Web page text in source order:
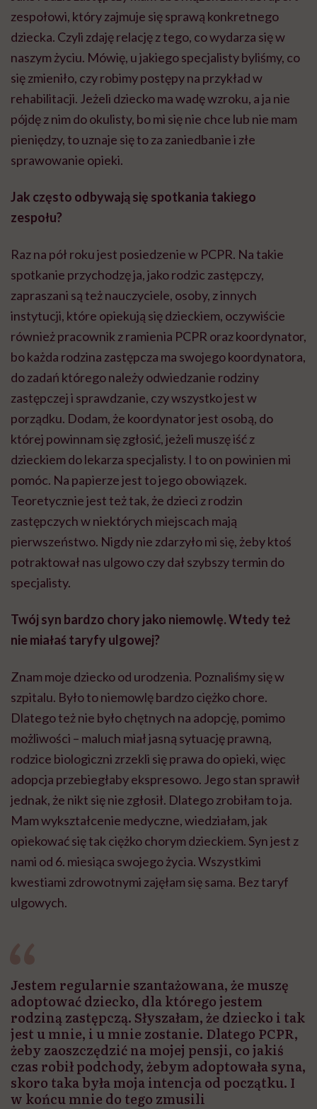
zespołowi, który zajmuje się sprawą konkretnego
dziecka. Czyli zdaję relację z tego, co wydarza się w
naszym życiu. Mówię, u jakiego specjalisty byliśmy, co
się zmieniło, czy robimy postępy na przykład w
rehabilitacji. Jeżeli dziecko ma wadę wzroku, a ja nie
pójdę z nim do okulisty, bo mi się nie chce lub nie mam
pieniędzy, to uznaje się to za zaniedbanie i złe
sprawowanie opieki.
Jak często odbywają się spotkania takiego
zespołu?
Raz na pół roku jest posiedzenie w PCPR. Na takie
spotkanie przychodzę ja, jako rodzic zastępczy,
zapraszani są też nauczyciele, osoby, z innych
instytucji, które opiekują się dzieckiem, oczywiście
również pracownik z ramienia PCPR oraz koordynator,
bo każda rodzina zastępcza ma swojego koordynatora,
do zadań którego należy odwiedzanie rodziny
zastępczej i sprawdzanie, czy wszystko jest w
porządku. Dodam, że koordynator jest osobą, do
której powinnam się zgłosić, jeżeli muszę iść z
dzieckiem do lekarza specjalisty. I to on powinien mi
pomóc. Na papierze jest to jego obowiązek.
Teoretycznie jest też tak, że dzieci z rodzin
zastępczych w niektórych miejscach mają
pierwszeństwo. Nigdy nie zdarzyło mi się, żeby ktoś
potraktował nas ulgowo czy dał szybszy termin do
specjalisty.
Twój syn bardzo chory jako niemowlę. Wtedy też
nie miałaś taryfy ulgowej?
Znam moje dziecko od urodzenia. Poznaliśmy się w
szpitalu. Było to niemowlę bardzo ciężko chore.
Dlatego też nie było chętnych na adopcję, pomimo
możliwości – maluch miał jasną sytuację prawną,
rodzice biologiczni zrzekli się prawa do opieki, więc
adopcja przebiegłaby ekspresowo. Jego stan sprawił
jednak, że nikt się nie zgłosił. Dlatego zrobiłam to ja.
Mam wykształcenie medyczne, wiedziałam, jak
opiekować się tak ciężko chorym dzieckiem. Syn jest z
nami od 6. miesiąca swojego życia. Wszystkimi
kwestiami zdrowotnymi zajęłam się sama. Bez taryf
ulgowych.
Jestem regularnie szantażowana, że muszę
adoptować dziecko, dla którego jestem
rodziną zastępczą. Słyszałam, że dziecko i tak
jest u mnie, i u mnie zostanie. Dlatego PCPR,
żeby zaoszczędzić na mojej pensji, co jakiś
czas robił podchody, żebym adoptowała syna,
skoro taka była moja intencja od początku. I
w końcu mnie do tego zmusili